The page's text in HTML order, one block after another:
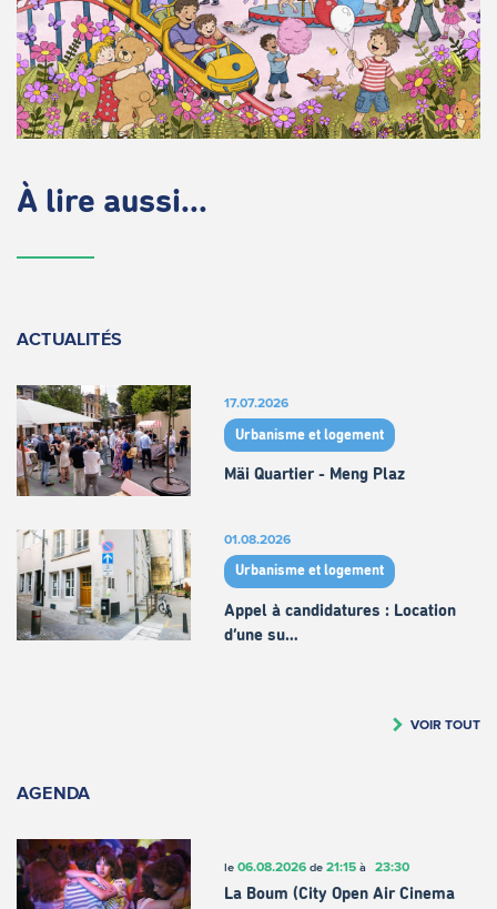
À lire aussi...
ACTUALITÉS
17.07.2026
Urbanisme et logement
Mäi Quartier - Meng Plaz
01.08.2026
Urbanisme et logement
Appel à candidatures : Location
d’une su…
VOIR TOUT
AGENDA
le 06.08.2026de 21:15à 23:30
La Boum (City Open Air Cinema